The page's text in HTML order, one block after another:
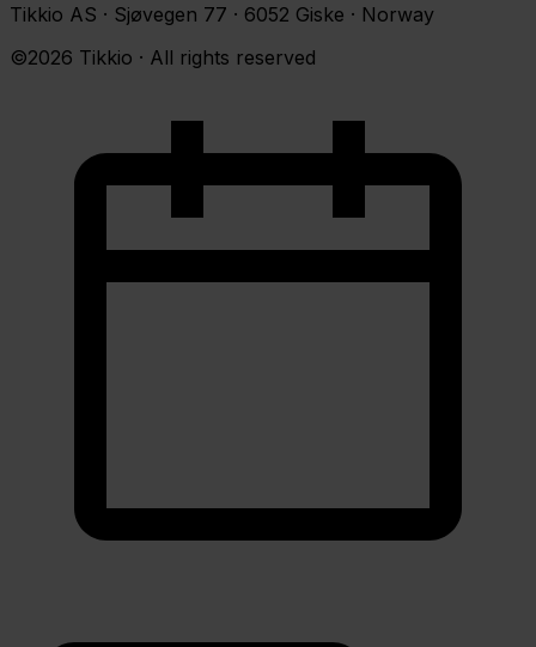
Tikkio AS · Sjøvegen 77 · 6052 Giske · Norway
©2026 Tikkio · All rights reserved